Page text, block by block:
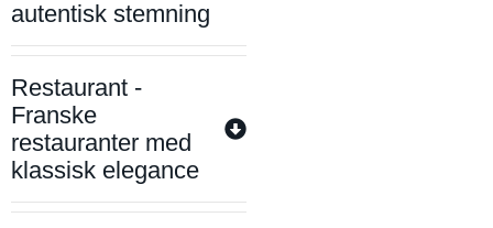
autentisk stemning
Restaurant -
Franske
restauranter med
klassisk elegance